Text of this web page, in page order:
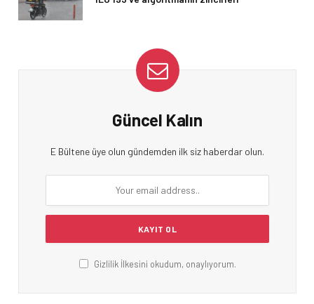
Güncel Kalın
E Bültene üye olun gündemden ilk siz haberdar olun.
Gizlilik İlkesini okudum, onaylıyorum.